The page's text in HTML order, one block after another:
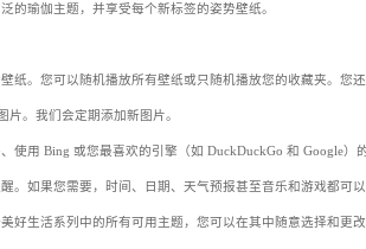
的瑜伽主题，并享受每个新标签的姿势壁纸。
纸。您可以随机播放所有壁纸或只随机播放您的收藏夹。您
片。我们会定期添加新图片。
使用 Bing 或您最喜欢的引擎（如 DuckDuckGo 和 Google
。如果您需要，时间、日期、天气预报甚至音乐和游戏都可以
好生活系列中的所有可用主题，您可以在其中随意选择和更